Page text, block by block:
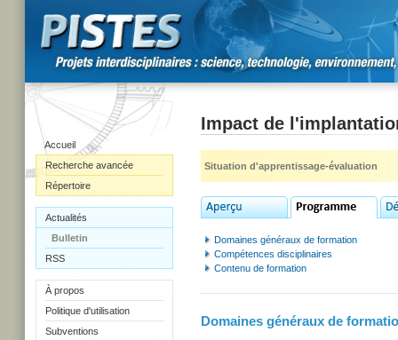
Accueil
Recherche avancée
Répertoire
Actualités
Bulletin
RSS
À propos
Politique d'utilisation
Subventions
Impact de
Situation d'apprentissage-évaluation
Domaines généraux de formation
Compétences disciplinaires
Contenu de formation
Domaines généraux de